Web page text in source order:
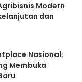
Modern
dan
Nasional:
Membuka